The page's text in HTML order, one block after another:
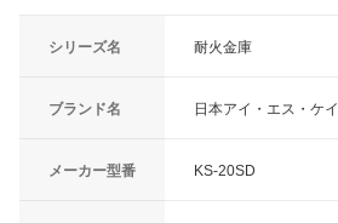
シリーズ名 耐火金庫
ブランド名 日本アイ・エス・ケイ
メーカー型番 KS-20SD